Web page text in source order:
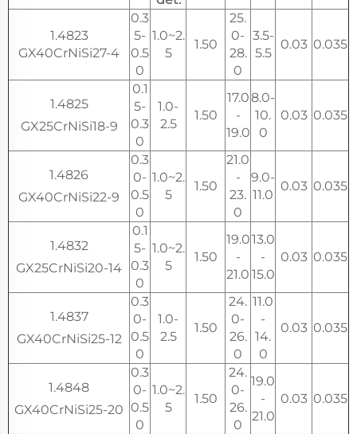
1.4823
GX40CrNiSi27-4
0.3
5-
0.5
0
1.0~2.
5
1.50
25.
0-
28.
0
3.5-
5.5
0.03 0.035
1.4825
GX25CrNiSi18-9
0.1
5-
0.3
0
1.0-
2.5
1.50
17.0
-
19.0
8.0-
10.
0
0.03 0.035
1.4826
GX40CrNiSi22-9
0.3
0-
0.5
0
1.0~2.
5
1.50
21.0
-
23.
0
9.0-
11.0
0.03 0.035
1.4832
GX25CrNiSi20-14
0.1
5-
0.3
0
1.0~2.
5
1.50
19.0
-
21.0
13.0
-
15.0
0.03 0.035
1.4837
GX40CrNiSi25-12
0.3
0-
0.5
0
1.0-
2.5
1.50
24.
0-
26.
0
11.0
-
14.
0
0.03 0.035
1.4848
GX40CrNiSi25-20
0.3
0-
0.5
0
1.0~2.
5
1.50
24.
0-
26.
0
19.0
-
21.0
0.03 0.035